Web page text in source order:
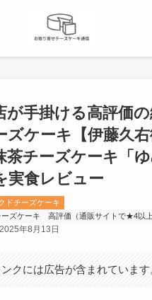
が手掛ける高評価
ズケーキ【伊藤久右
茶チーズケーキ「
実食レビュー
ドチーズケーキ
ズケーキ 高評価（通販サイトで★4以上
2025年8月13日
クには広告が含まれています